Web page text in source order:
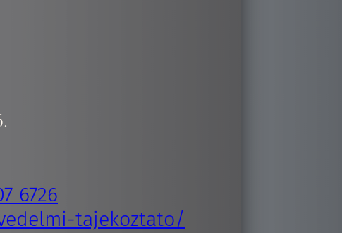
6726
tajekoztato/